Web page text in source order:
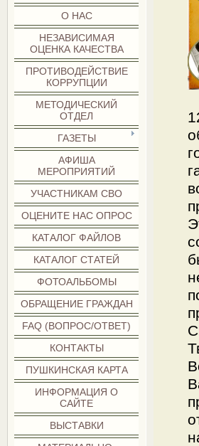
О НАС
НЕЗАВИСИМАЯ
ОЦЕНКА КАЧЕСТВА
ПРОТИВОДЕЙСТВИЕ
КОРРУПЦИИ
МЕТОДИЧЕСКИЙ
ОТДЕЛ
ГАЗЕТЫ
АФИША
МЕРОПРИЯТИЙ
УЧАСТНИКАМ СВО
ОЦЕНИТЕ НАС ОПРОС
КАТАЛОГ ФАЙЛОВ
КАТАЛОГ СТАТЕЙ
ФОТОАЛЬБОМЫ
ОБРАЩЕНИЕ ГРАЖДАН
FAQ (ВОПРОС/ОТВЕТ)
КОНТАКТЫ
ПУШКИНСКАЯ КАРТА
ИНФОРМАЦИЯ О
САЙТЕ
ВЫСТАВКИ